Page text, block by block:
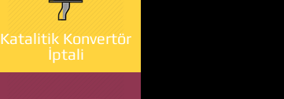
Katalitik Konvertör
İptali